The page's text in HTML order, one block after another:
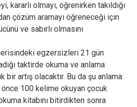
kararlı olmayı, öğrenirken takıldığı
çözüm aramayı öğreneceği için
ve sabırlı olmasını
egzersizleri 21 gün
taktirde okuma ve anlama
bir artış olacaktır. Bu da şu anlama
100 kelime okuyan çocuk
kitabını bitirdikten sonra